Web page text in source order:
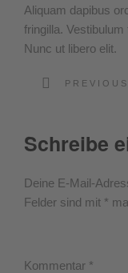
Aliquam dapibus
fringilla.
Nunc ut libero elit.
Schreibe
Deine E-Mail-
Felder sind mit *
Kommentar *